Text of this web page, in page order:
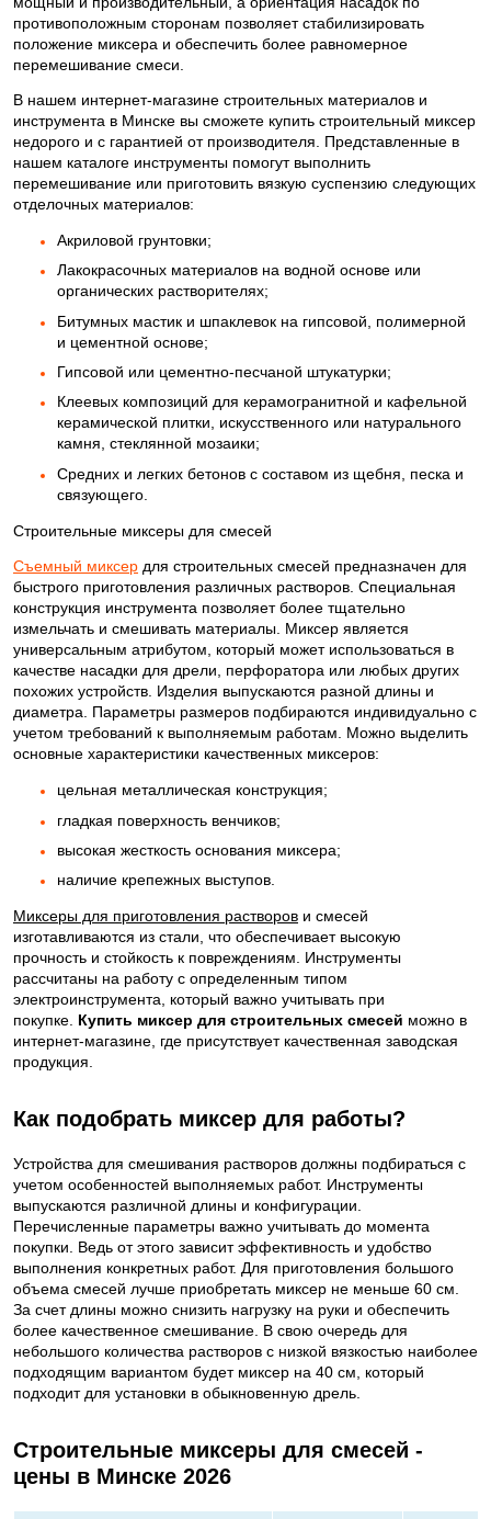
противоположным сторонам позволяет стабилизировать
положение миксера и обеспечить более равномерное
перемешивание смеси.
В нашем интернет-магазине строительных материалов и
инструмента в Минске вы сможете купить строительный миксер
недорого и с гарантией от производителя. Представленные в
нашем каталоге инструменты помогут выполнить
перемешивание или приготовить вязкую суспензию следующих
отделочных материалов:
Акриловой грунтовки;
Лакокрасочных материалов на водной основе или
органических растворителях;
Битумных мастик и шпаклевок на гипсовой, полимерной
и цементной основе;
Гипсовой или цементно-песчаной штукатурки;
Клеевых композиций для керамогранитной и кафельной
керамической плитки, искусственного или натурального
камня, стеклянной мозаики;
Средних и легких бетонов с составом из щебня, песка и
связующего.
Строительные миксеры для смесей
Съемный миксер для строительных смесей предназначен для
быстрого приготовления различных растворов. Специальная
конструкция инструмента позволяет более тщательно
измельчать и смешивать материалы. Миксер является
универсальным атрибутом, который может использоваться в
качестве насадки для дрели, перфоратора или любых других
похожих устройств. Изделия выпускаются разной длины и
диаметра. Параметры размеров подбираются индивидуально с
учетом требований к выполняемым работам. Можно выделить
основные характеристики качественных миксеров:
цельная металлическая конструкция;
гладкая поверхность венчиков;
высокая жесткость основания миксера;
наличие крепежных выступов.
Миксеры для приготовления растворов и смесей
изготавливаются из стали, что обеспечивает высокую
прочность и стойкость к повреждениям. Инструменты
рассчитаны на работу с определенным типом
электроинструмента, который важно учитывать при
покупке. Купить миксер для строительных смесей можно в
интернет-магазине, где присутствует качественная заводская
продукция.
Как подобрать миксер для работы?
Устройства для смешивания растворов должны подбираться с
учетом особенностей выполняемых работ. Инструменты
выпускаются различной длины и конфигурации.
Перечисленные параметры важно учитывать до момента
покупки. Ведь от этого зависит эффективность и удобство
выполнения конкретных работ. Для приготовления большого
объема смесей лучше приобретать миксер не меньше 60 см.
За счет длины можно снизить нагрузку на руки и обеспечить
более качественное смешивание. В свою очередь для
небольшого количества растворов с низкой вязкостью наиболее
подходящим вариантом будет миксер на 40 см, который
подходит для установки в обыкновенную дрель.
Строительные миксеры для смесей -
цены в Минске 2026